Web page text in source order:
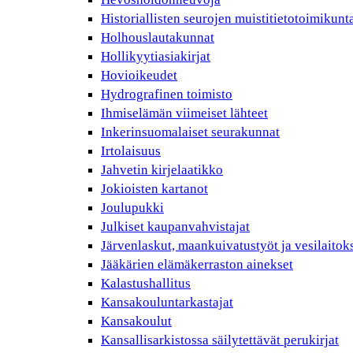
Historiallisten seurojen
Holhouslautakunnat
Hollikyytiasiakirjat
Hovioikeudet
Hydrografinen toimisto
Ihmiselämän viimeiset lähteet
Inkerinsuomalaiset seurakunnat
Irtolaisuus
Jahvetin kirjelaatikko
Jokioisten kartanot
Joulupukki
Julkiset kaupanvahvistajat
Järvenlaskut, maankuivatustyöt ja
Jääkärien elämäkerraston ainekset
Kalastushallitus
Kansakouluntarkastajat
Kansakoulut
Kansallisarkistossa säilytettävät perukirjat